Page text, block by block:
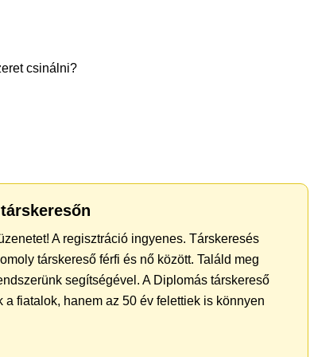
csinálni?
A regisztráció ingyenes. Társkeresés
társkereső férfi és nő között. Találd meg
segítségével. A Diplomás társkereső
fiatalok, hanem az 50 év felettiek is könnyen